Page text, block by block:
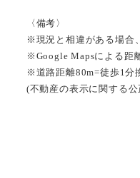
〈備考〉
※現況と相違がある場合
※Google Mapsによる距
※道路距離80m=徒歩1分
(不動産の表示に関する